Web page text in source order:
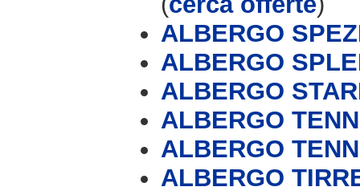
ALBERGO
ALBERGO
ALBERGO
ALBERGO
ALBERGO
ALBERGO